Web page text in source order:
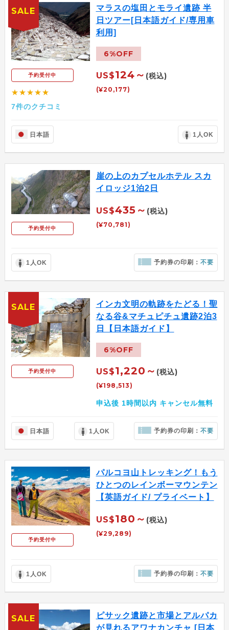
予約受付中
★★★★★
7件のクチコミ
マラスの塩田とモライ遺跡 半
日ツアー[日本語ガイド/専用車
利用]
6%OFF
US$124～ (税込)
(¥20,177)
日本語 1人OK
SALE
予約受付中
崖の上のカプセルホテル スカ
イロッジ1泊2日
US$435～ (税込)
(¥70,781)
1人OK 予約券の印刷：不要
予約受付中
インカ文明の軌跡をたどる！聖
なる谷&マチュピチュ遺跡2泊3
日【日本語ガイド】
6%OFF
US$1,220～ (税込)
(¥198,513)
申込後 1時間以内 キャンセル無料
日本語 1人OK 予約券の印刷：不要
SALE
予約受付中
パルコヨ山トレッキング！もう
ひとつのレインボーマウンテン
【英語ガイド/ プライベート】
US$180～ (税込)
(¥29,289)
1人OK 予約券の印刷：不要
ピサック遺跡と市場とアルパカ
が見れるアワナカンチャ [日本
SALE